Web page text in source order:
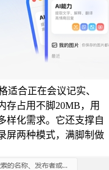
适合正在会议记实、
存占用不脚20MB，用
样化需求。它还支撑自
屏两种模式，满脚制做